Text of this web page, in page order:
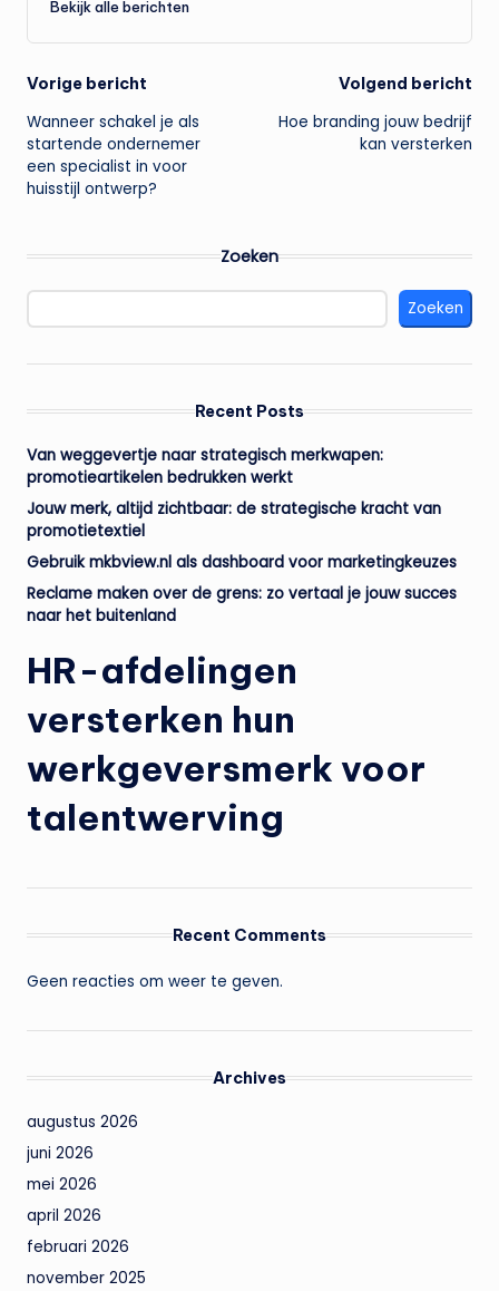
Bekijk alle berichten
Bericht
navigatie
Vorige bericht
Wanneer schakel je als
startende ondernemer
een specialist in voor
huisstijl ontwerp?
Volgend bericht
Hoe branding jouw bedrijf
kan versterken
Zoeken
Zoeken
Recent Posts
Van weggevertje naar strategisch merkwapen:
promotieartikelen bedrukken werkt
Jouw merk, altijd zichtbaar: de strategische kracht van
promotietextiel
Gebruik mkbview.nl als dashboard voor marketingkeuzes
Reclame maken over de grens: zo vertaal je jouw succes
naar het buitenland
HR-afdelingen
versterken hun
werkgeversmerk voor
talentwerving
Recent Comments
Geen reacties om weer te geven.
Archives
augustus 2026
juni 2026
mei 2026
april 2026
februari 2026
november 2025